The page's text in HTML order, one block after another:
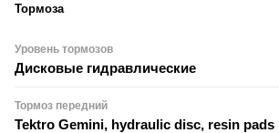
Тормоза
Уровень тормозов
Дисковые гидравлические
Тормоз передний
Tektro Gemini, hydraulic disc, resin pads